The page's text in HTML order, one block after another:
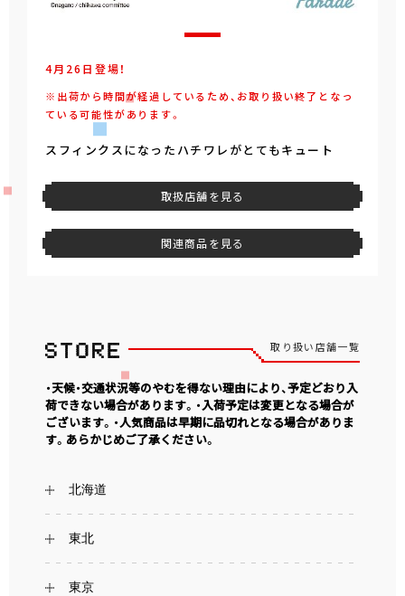
4月26日登場！
※出荷から時間が経過しているため、お取り扱い終了となっ
ている可能性があります。
スフィンクスになったハチワレがとてもキュート
取扱店舗を見る
関連商品を見る
取り扱い店舗一覧
・天候・交通状況等のやむを得ない理由により、予定どおり入
荷できない場合があります。・入荷予定は変更となる場合が
ございます。・人気商品は早期に品切れとなる場合がありま
す。あらかじめご了承ください。
北海道
東北
東京